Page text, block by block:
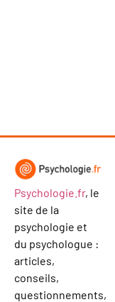
Psychologie.fr, le
site de la
psychologie et
du psychologue :
articles,
conseils,
questionnements,